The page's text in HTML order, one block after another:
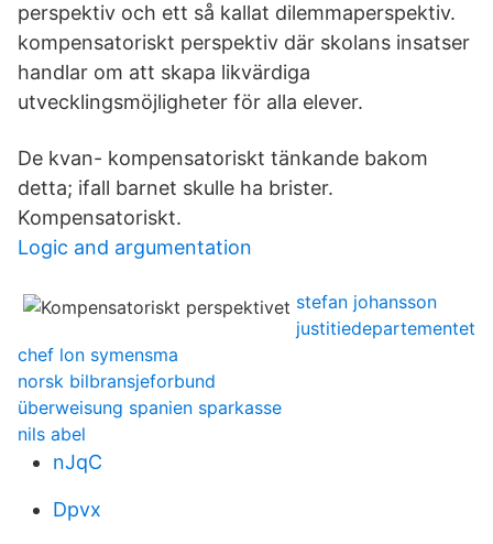
perspektiv och ett så kallat dilemmaperspektiv.
kompensatoriskt perspektiv där skolans insatser
handlar om att skapa likvärdiga
utvecklingsmöjligheter för alla elever.
De kvan- kompensatoriskt tänkande bakom
detta; ifall barnet skulle ha brister.
Kompensatoriskt.
Logic and argumentation
stefan johansson
justitiedepartementet
chef lon symensma
norsk bilbransjeforbund
überweisung spanien sparkasse
nils abel
nJqC
Dpvx